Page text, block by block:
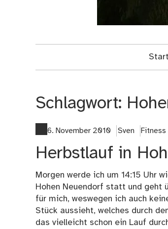
Schlagwort:
6. November 2010 Sven
Herbstlauf in
Morgen werde ich um 14:15 Uhr
Hohen Neuendorf statt und geht
für mich, weswegen ich auch
Stück aussieht, welches durch
das vielleicht schon ein Lauf